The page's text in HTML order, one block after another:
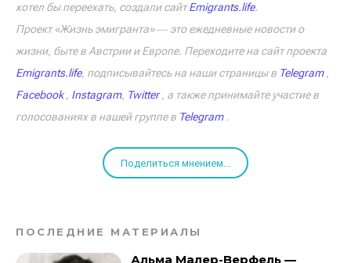
хотел бы переехать, создали сайтEmigrants.life.
Проект «Жизнь эмигранта» ― это ежедневные новости о
жизни, быте в Австрии и Европе. Переходите на сайт проекта
Emigrants.life, подписывайтесь на наши страницы в Telegram,
Facebook, Instagram, Twitter, а также принимайте участие в
голосованиях в нашей группе в Telegram.
Поделиться мнением...
ПОСЛЕДНИЕ МАТЕРИАЛЫ
Альма Малер-Верфель —